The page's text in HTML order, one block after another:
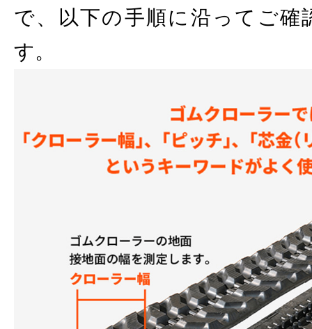
で、以下の手順に沿ってご確
す。